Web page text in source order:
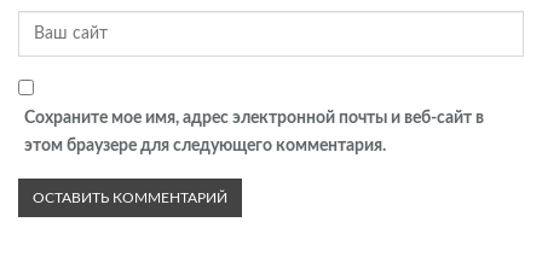
Сохраните мое имя, адрес электронной почты и веб-сайт в
этом браузере для следующего комментария.